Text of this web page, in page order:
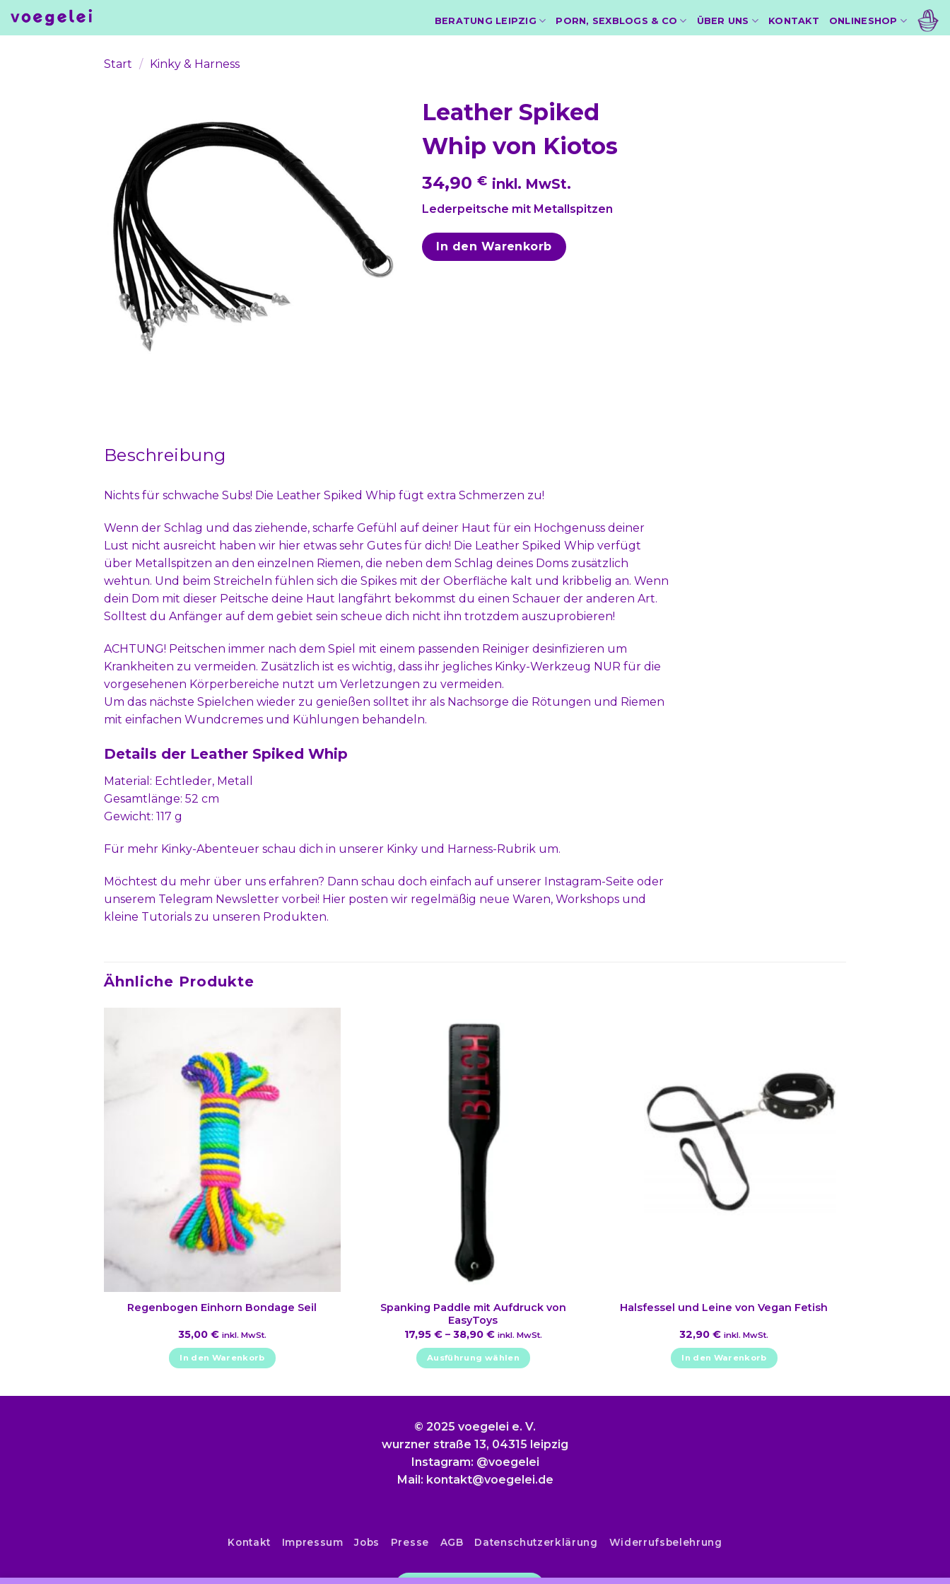
BERATUNG LEIPZIG PORN, SEXBLOGS & CO ÜBER UNS KONTAKT ONLINESHOP
Start / Kinky & Harness
Leather Spiked
Whip von Kiotos
34,90 € inkl. MwSt.
Lederpeitsche mit Metallspitzen
In den Warenkorb
Beschreibung
Nichts für schwache Subs! Die Leather Spiked Whip fügt extra Schmerzen zu!
Wenn der Schlag und das ziehende, scharfe Gefühl auf deiner Haut für ein Hochgenuss deiner
Lust nicht ausreicht haben wir hier etwas sehr Gutes für dich! Die Leather Spiked Whip verfügt
über Metallspitzen an den einzelnen Riemen, die neben dem Schlag deines Doms zusätzlich
wehtun. Und beim Streicheln fühlen sich die Spikes mit der Oberfläche kalt und kribbelig an. Wenn
dein Dom mit dieser Peitsche deine Haut langfährt bekommst du einen Schauer der anderen Art.
Solltest du Anfänger auf dem gebiet sein scheue dich nicht ihn trotzdem auszuprobieren!
ACHTUNG! Peitschen immer nach dem Spiel mit einem passenden Reiniger desinfizieren um
Krankheiten zu vermeiden. Zusätzlich ist es wichtig, dass ihr jegliches Kinky-Werkzeug NUR für die
vorgesehenen Körperbereiche nutzt um Verletzungen zu vermeiden.
Um das nächste Spielchen wieder zu genießen solltet ihr als Nachsorge die Rötungen und Riemen
mit einfachen Wundcremes und Kühlungen behandeln.
Details der Leather Spiked Whip
Material: Echtleder, Metall
Gesamtlänge: 52 cm
Gewicht: 117 g
Für mehr Kinky-Abenteuer schau dich in unserer Kinky und Harness-Rubrik um.
Möchtest du mehr über uns erfahren? Dann schau doch einfach auf unserer Instagram-Seite oder
unserem Telegram Newsletter vorbei! Hier posten wir regelmäßig neue Waren, Workshops und
kleine Tutorials zu unseren Produkten.
Ähnliche Produkte
Regenbogen Einhorn Bondage Seil
35,00 € inkl. MwSt.
In den Warenkorb
Spanking Paddle mit Aufdruck von
EasyToys
17,95 €– 38,90 € inkl. MwSt.
Ausführung wählen
mehrere
Varianten
auf.
Die
Optionen
der
gewählt
Halsfessel und Leine von Vegan Fetish
32,90€ inkl. MwSt.
In den Warenkorb
© 2025 voegelei e. V.
wurzner straße 13, 04315 leipzig
Instagram: @voegelei
Mail: kontakt@voegelei.de
Kontakt Impressum Jobs Presse AGB Datenschutzerklärung Widerrufsbelehrung